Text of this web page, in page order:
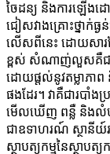
ចៃដន្យ និងការឡើងដ
ជៀសវាងគ្រោះថ្នាក់ធ្ងន់
លើសពីនេះ ដោយសារត
ខ្ពស់ សំណាញ់លួសគឺជាក
ដោយផ្តល់នូវតម្លាភ
ផងដែរ។ វាគឺជារបាំ
មើលឃើញ ពន្លឺ និងលំ
ជាឧទាហរណ៍ ស្ថានីយ៍រ
ស្ថាបត្យកម្មនៃស្ថាប